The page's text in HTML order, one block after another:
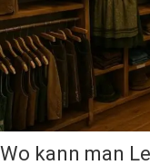
Wo kann man